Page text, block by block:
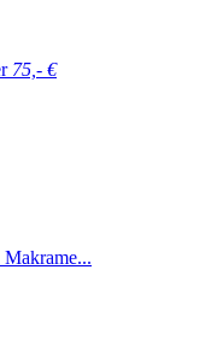
75,- €